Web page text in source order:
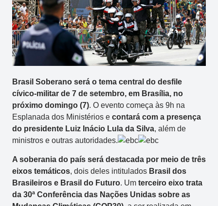
Brasil Soberano será o tema central do desfile
cívico-militar de 7 de setembro, em Brasília, no
próximo domingo (7). O evento começa às 9h na
Esplanada dos Ministérios e contará com a presença
do presidente Luiz Inácio Lula da Silva, além de
ministros e outras autoridades.
A soberania do país será destacada por meio de três
eixos temáticos, dois deles intitulados Brasil dos
Brasileiros e Brasil do Futuro. Um terceiro eixo trata
da 30ª Conferência das Nações Unidas sobre as